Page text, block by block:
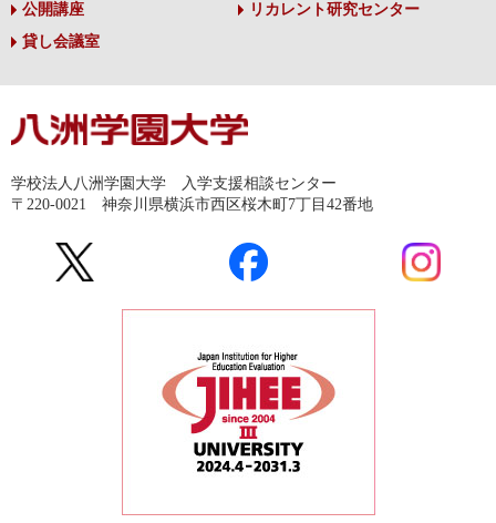
公開講座
リカレント研究センター
貸し会議室
学校法人八洲学園大学 入学支援相談センター
〒220-0021 神奈川県横浜市西区桜木町7丁目42番地